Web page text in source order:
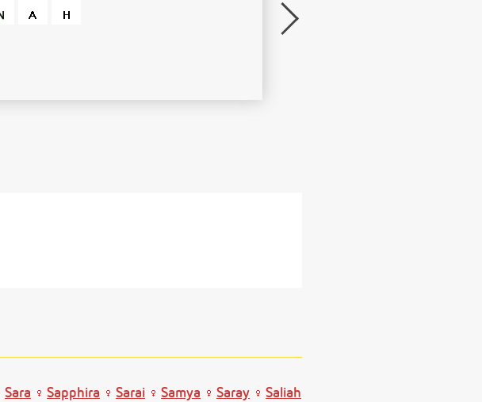
Sara Sapphira Sarai Samya Saray
Saliah